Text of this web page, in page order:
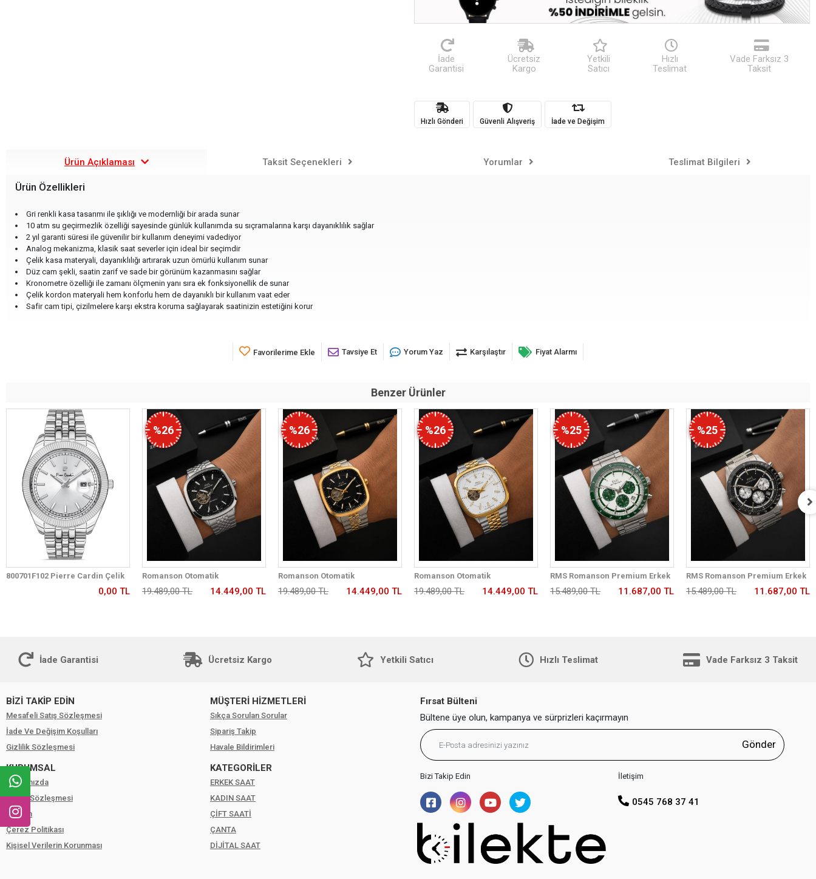
İade
Garantisi
Ücretsiz
Kargo
Yetkili
Satıcı
Hızlı
Teslimat
Vade Farksız 3
Taksit
Hızlı Gönderi Güvenli Alışveriş İade ve Değişim
Ürün Açıklaması Taksit Seçenekleri Yorumlar Teslimat Bilgileri
Ürün Özellikleri
Gri renkli kasa tasarımı ile şıklığı ve modernliği bir arada sunar
10 atm su geçirmezlik özelliği sayesinde günlük kullanımda su sıçramalarına karşı dayanıklılık sağlar
2 yıl garanti süresi ile güvenilir bir kullanım deneyimi vadediyor
Analog mekanizma, klasik saat severler için ideal bir seçimdir
Çelik kasa materyali, dayanıklılığı artırarak uzun ömürlü kullanım sunar
Düz cam şekli, saatin zarif ve sade bir görünüm kazanmasını sağlar
Kronometre özelliği ile zamanı ölçmenin yanı sıra ek fonksiyonellik de sunar
Çelik kordon materyali hem konforlu hem de dayanıklı bir kullanım vaat eder
Safir cam tipi, çizilmelere karşı ekstra koruma sağlayarak saatinizin estetiğini korur
Favorilerime Ekle Tavsiye Et Yorum Yaz Karşılaştır Fiyat Alarmı
Benzer Ürünler
800701F102 Pierre Cardin Çelik
Kordon Erkek Kol Saati 30 Mt Su
0,00 TL
%26
Romanson Otomatik
Mekanizmalı Premium Erkek
Kol Saati 5 ATM Suya Dayanıklı 2
19.489,00 TL 14.449,00 TL
%26
Romanson Otomatik
Mekanizmalı Premium Erkek
Kol Saati 5 ATM Suya Dayanıklı 2
19.489,00 TL 14.449,00 TL
%26
Romanson Otomatik
Mekanizmalı Premium Erkek
Kol Saati 5 ATM Suya Dayanıklı 2
19.489,00 TL 14.449,00 TL
%25
RMS Romanson Premium Erkek
Kol Saati Çelik Kordon 5 ATM Su
Geçirmez Kronometreli Kadran
15.489,00 TL 11.687,00 TL
%25
RMS Romanson Premium Erkek
Kol Saati Çelik Kordon 5 ATM Su
Geçirmez Kronometreli Kadran
15.489,00 TL 11.687,00 TL
İade Garantisi Ücretsiz Kargo Yetkili Satıcı Hızlı Teslimat Vade Farksız 3 Taksit
BİZİ TAKİP EDİN
Mesafeli Satış Sözleşmesi
İade Ve Değişim Koşulları
Gizlilik Sözleşmesi
KURUMSAL
Hakkımızda
Üyelik Sözleşmesi
İletişim
Çerez Politikası
Kişisel Verilerin Korunması
MÜŞTERİ HİZMETLERİ
Sıkça Sorulan Sorular
Sipariş Takip
Havale Bildirimleri
KATEGORİLER
ERKEK SAAT
KADIN SAAT
ÇİFT SAATİ
ÇANTA
DİJİTAL SAAT
Fırsat Bülteni
Bültene üye olun, kampanya ve sürprizleri kaçırmayın
Gönder
Bizi Takip Edin İletişim
0545 768 37 41